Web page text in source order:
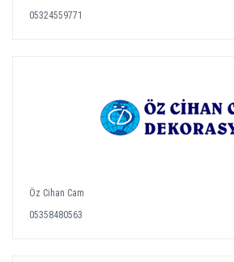
05324559771
Öz Cihan Cam
05358480563